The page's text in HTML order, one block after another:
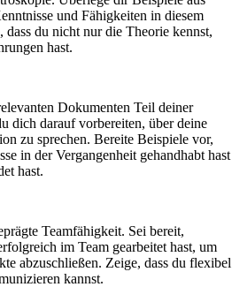
und Fähigkeiten in diesem
dass du nicht nur die Theorie kennst,
hast.
Dokumenten Teil deiner
dich darauf vorbereiten, über deine
zu sprechen. Bereite Beispiele vor,
in der Vergangenheit gehandhabt hast
hast.
Teamfähigkeit. Sei bereit,
im Team gearbeitet hast, um
abzuschließen. Zeige, dass du flexibel
kannst.